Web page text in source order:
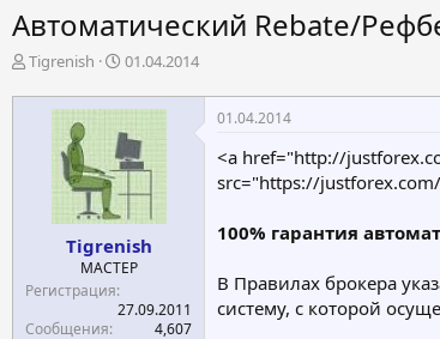
Автоматический Rebate/
А
т
Tigrenish
Д
т
н
а
ч
а
01.04.2014
Tigrenish
МАСТЕР
Регистрация
27.09.2011
Сообщения
4,607
01.04.2014
<a href="http://
src="https://
100% гарантия
В Правилах брокера
систему, с которой